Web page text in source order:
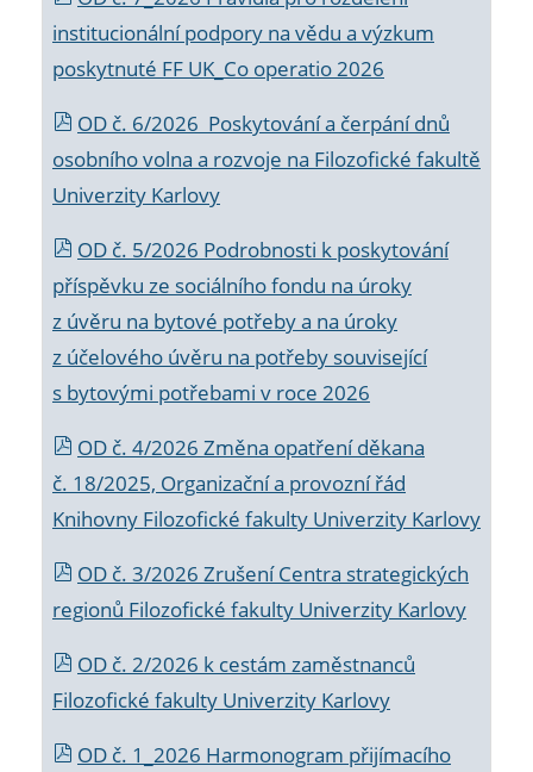
institucionální podpory na vědu a výzkum
poskytnuté FF UK_Co operatio 2026
OD č. 6/2026 Poskytování a čerpání dnů
osobního volna a rozvoje na Filozofické fakultě
Univerzity Karlovy
OD č. 5/2026 Podrobnosti k poskytování
příspěvku ze sociálního fondu na úroky
z úvěru na bytové potřeby a na úroky
z účelového úvěru na potřeby související
s bytovými potřebami v roce 2026
OD č. 4/2026 Změna opatření děkana
č. 18/2025, Organizační a provozní řád
Knihovny Filozofické fakulty Univerzity Karlovy
OD č. 3/2026 Zrušení Centra strategických
regionů Filozofické fakulty Univerzity Karlovy
OD č. 2/2026 k cestám zaměstnanců
Filozofické fakulty Univerzity Karlovy
OD č. 1_2026 Harmonogram přijímacího